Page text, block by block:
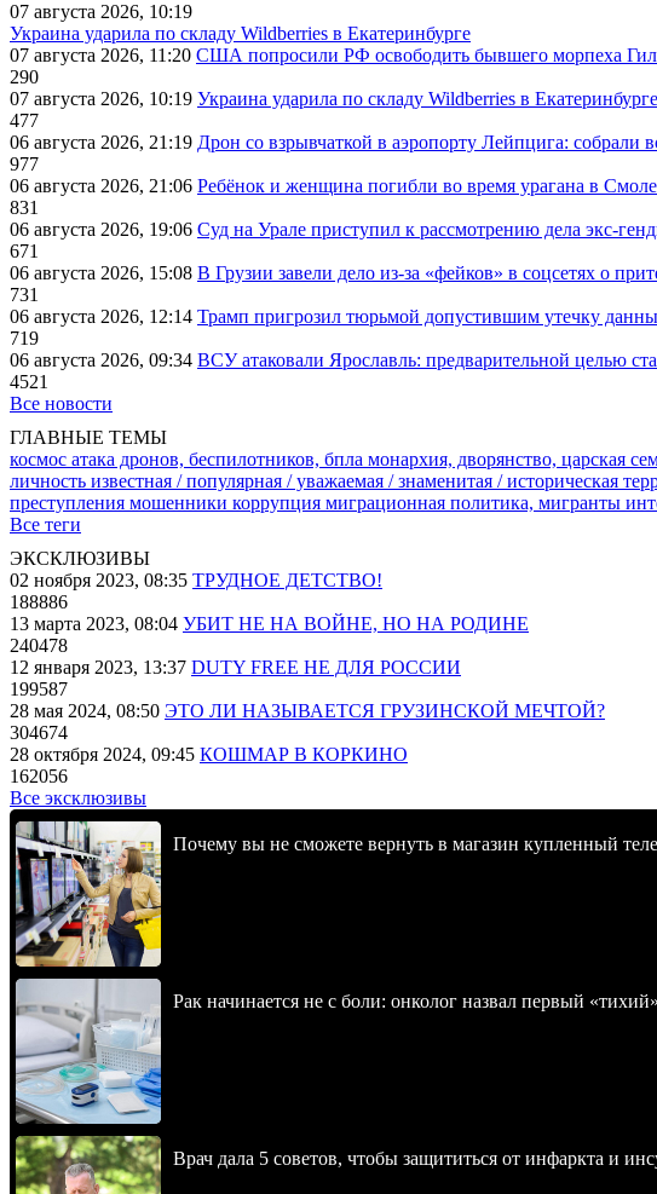
07 августа 2026, 10:19
Украина ударила по складу Wildberries в Екатеринбурге
07 августа 2026, 11:20 США попросили РФ освободить бывшего морпеха
290
07 августа 2026, 10:19 Украина ударила по складу Wildberries в Екатеринбурге
477
06 августа 2026, 21:19 Дрон со взрывчаткой в аэропорту Лейпцига: собрали
977
06 августа 2026, 21:06 Ребёнок и женщина погибли во время урагана в
831
06 августа 2026, 19:06 Суд на Урале приступил к рассмотрению дела экс-
671
06 августа 2026, 15:08 В Грузии завели дело из-за «фейков» в соцсетях о
731
06 августа 2026, 12:14 Трамп пригрозил тюрьмой допустившим утечку
719
06 августа 2026, 09:34 ВСУ атаковали Ярославль: предварительной целью
4521
Все новости
ГЛАВНЫЕ ТЕМЫ
космос атака дронов, беспилотников, бпла монархия, дворянство, царская
личность известная / популярная / уважаемая / знаменитая / историческая
преступления мошенники коррупция миграционная политика, мигранты
Все теги
ЭКСКЛЮЗИВЫ
02 ноября 2023, 08:35 ТРУДНОЕ ДЕТСТВО!
188886
13 марта 2023, 08:04 УБИТ НЕ НА ВОЙНЕ, НО НА РОДИНЕ
240478
12 января 2023, 13:37 DUTY FREE НЕ ДЛЯ РОССИИ
199587
28 мая 2024, 08:50 ЭТО ЛИ НАЗЫВАЕТСЯ ГРУЗИНСКОЙ МЕЧТОЙ?
304674
28 октября 2024, 09:45 КОШМАР В КОРКИНО
162056
Все эксклюзивы
Почему вы не сможете вернуть в магазин купленный
Рак начинается не с боли: онколог назвал первый
Врач дала 5 советов, чтобы защититься от инфаркта и